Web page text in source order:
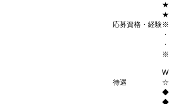
★
★
応募資格・経験※
待遇
☆
◆
◆